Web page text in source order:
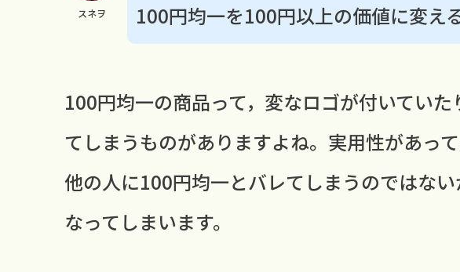
スネヲ
100円均一を100円以上の価値に変え
100円均一の商品って，変なロゴが付いてい
てしまうものがありますよね。実用性があって
他の人に100円均一とバレてしまうのではな
なってしまいます。